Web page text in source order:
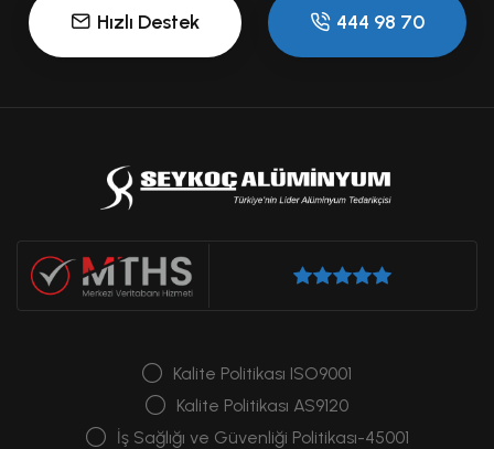
Hızlı Destek 444 98 70
Kalite Politikası ISO9001
Kalite Politikası AS9120
İş Sağlığı ve Güvenliği Politikası-45001